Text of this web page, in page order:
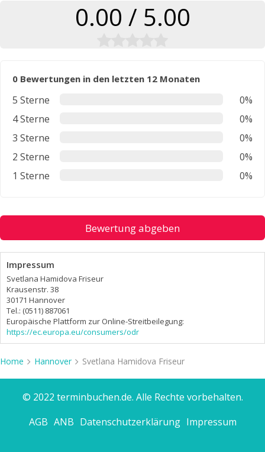
0.00 / 5.00
0 Bewertungen in den letzten 12 Monaten
5 Sterne
0%
4 Sterne
0%
3 Sterne
0%
2 Sterne
0%
1 Sterne
0%
Bewertung abgeben
Impressum
Svetlana Hamidova Friseur
Krausenstr. 38
30171 Hannover
Tel.: (0511) 887061
Europäische Plattform zur Online-Streitbeilegung:
https://ec.europa.eu/consumers/odr
Home Hannover Svetlana Hamidova Friseur
© 2022 terminbuchen.de. Alle Rechte vorbehalten.
AGB ANB Datenschutzerklärung Impressum